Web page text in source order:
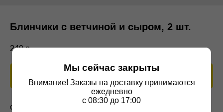
Блинчики с ветчиной и сыром, 2 шт.
249 р.
Сочетание нежности тонких, ажурных блинчиков и насыщенного вкуса
Мы сейчас закрыты
Внимание! Заказы на доставку принимаются
ежедневно
с 08:30 до 17:00